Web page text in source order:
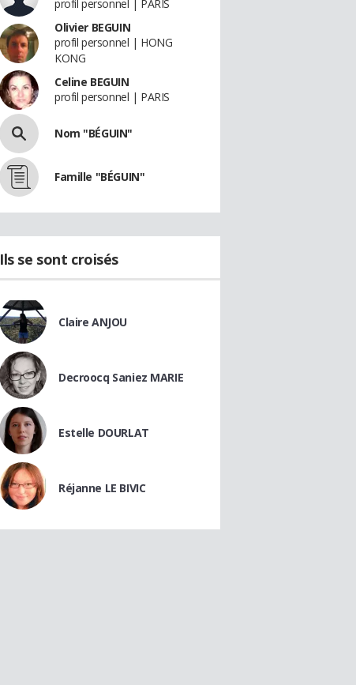
profil personnel | PARIS
Olivier BEGUIN
profil personnel | HONG
KONG
Celine BEGUIN
profil personnel | PARIS
Nom "BÉGUIN"
Famille "BÉGUIN"
Ils se sont croisés
Claire ANJOU
Decroocq Saniez MARIE
Estelle DOURLAT
Réjanne LE BIVIC